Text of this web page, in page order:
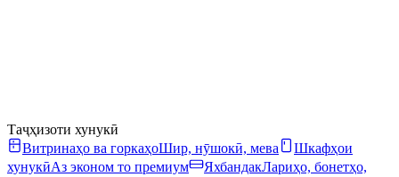
Таҷҳизоти хунукӣ
Витринаҳо ва горкаҳоШир, нӯшокӣ, мева
Шкафҳои
хунукӣАз эконом то премиум ЯхбандакЛариҳо, бонетҳо,